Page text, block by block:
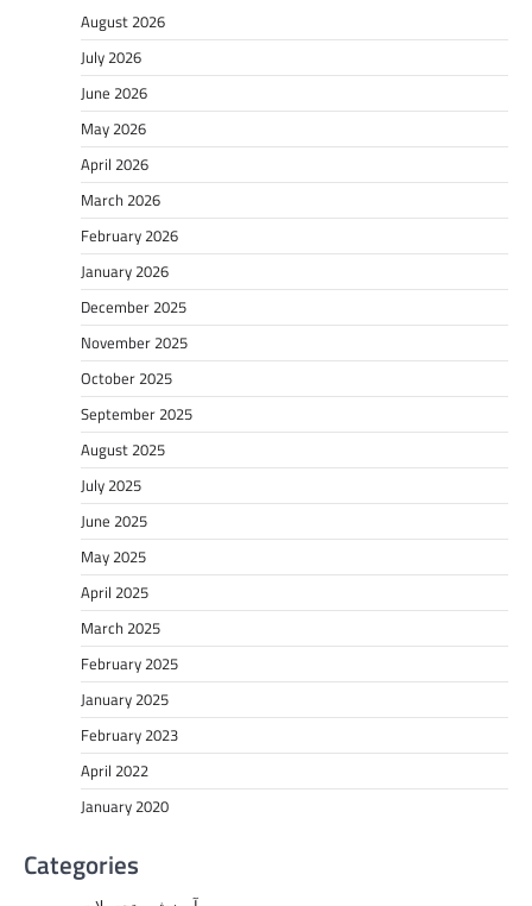
August 2026
July 2026
June 2026
May 2026
April 2026
March 2026
February 2026
January 2026
December 2025
November 2025
October 2025
September 2025
August 2025
July 2025
June 2025
May 2025
April 2025
March 2025
February 2025
January 2025
February 2023
April 2022
January 2020
Categories